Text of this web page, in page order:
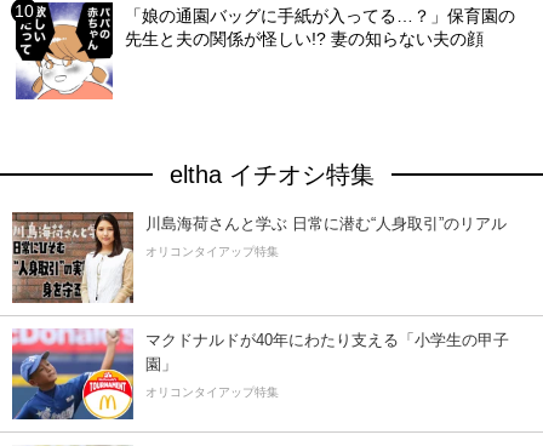
「娘の通園バッグに手紙が入ってる…？」保育園の
先生と夫の関係が怪しい!? 妻の知らない夫の顔
eltha イチオシ特集
川島海荷さんと学ぶ 日常に潜む“人身取引”のリアル
オリコンタイアップ特集
マクドナルドが40年にわたり支える「小学生の甲子
園」
オリコンタイアップ特集